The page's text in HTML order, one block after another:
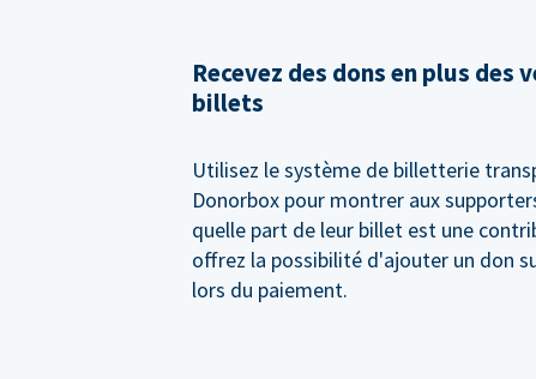
Recevez des dons en plus des
billets
Utilisez le système de billetterie
Donorbox pour montrer aux
quelle part de leur billet est une
offrez la possibilité d'ajouter un don
lors du paiement.